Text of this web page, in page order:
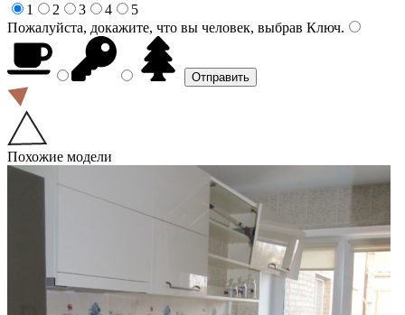
1
2 3 4
5
Пожалуйста, докажите, что вы человек, выбрав Ключ.
Похожие модели